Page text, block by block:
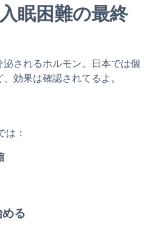
眠困難の最終
されるホルモン。日本では個
効果は確認されてるよ。
は：
る